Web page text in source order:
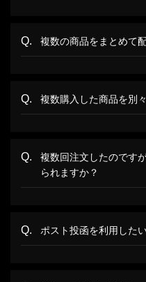
複数の商品をまとめて
複数購入した商品を別
複数回注文したのです
られますか？
ポスト投函を利用したい